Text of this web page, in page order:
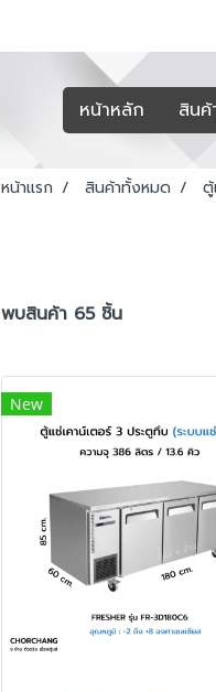
หน้าหลัก สินค้
หน้าแรก สินค้าทั้งหมด ตู้
พบสินค้า 65 ชิ้น
New